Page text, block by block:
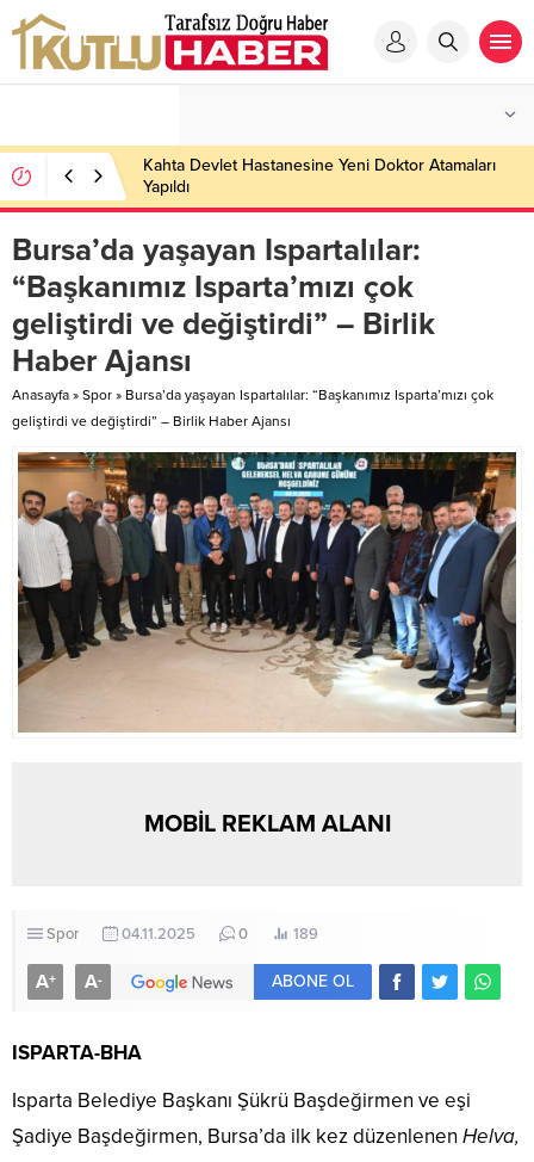
Kahta Devlet Hastanesine Yeni Doktor Atamaları
Yapıldı
Bursa’da yaşayan Ispartalılar:
“Başkanımız Isparta’mızı çok
geliştirdi ve değiştirdi” – Birlik
Haber Ajansı
Anasayfa » Spor » Bursa’da yaşayan Ispartalılar: “Başkanımız Isparta’mızı çok
geliştirdi ve değiştirdi” – Birlik Haber Ajansı
MOBİL REKLAM ALANI
Spor 04.11.2025 0 189
A+ A- ABONE OL
ISPARTA-BHA
Isparta Belediye Başkanı Şükrü Başdeğirmen ve eşi
Şadiye Başdeğirmen, Bursa’da ilk kez düzenlenen Helva,